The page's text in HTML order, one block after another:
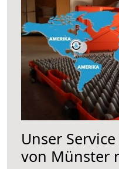
Unser
von Münster